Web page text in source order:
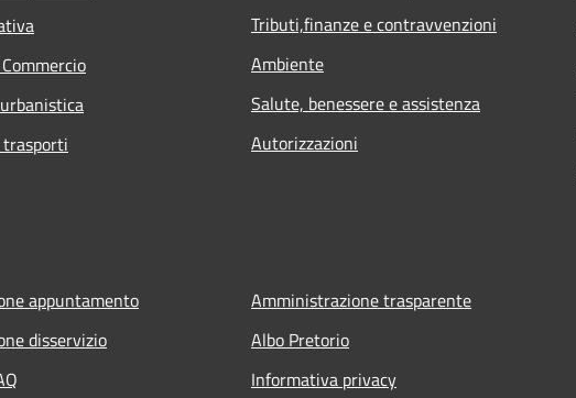
Tributi,finanze e contravvenzioni
Ambiente
Salute, benessere e assistenza
Autorizzazioni
appuntamento
disservizio
Amministrazione trasparente
Albo Pretorio
Informativa privacy